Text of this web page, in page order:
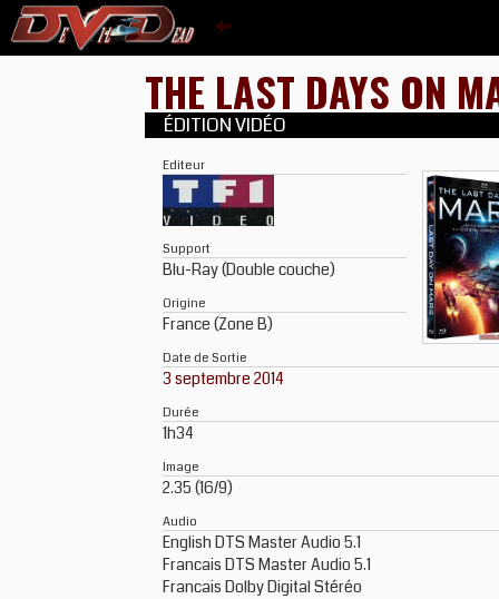
THE LAST DAYS ON
ÉDITION VIDÉO
Editeur
Support
Blu-Ray (Double couche)
Origine
France (Zone B)
Date de Sortie
3 septembre 2014
Durée
1h34
Image
2.35 (16/9)
Audio
English DTS Master Audio 5.1
Francais DTS Master Audio 5.1
Francais Dolby Digital Stéréo